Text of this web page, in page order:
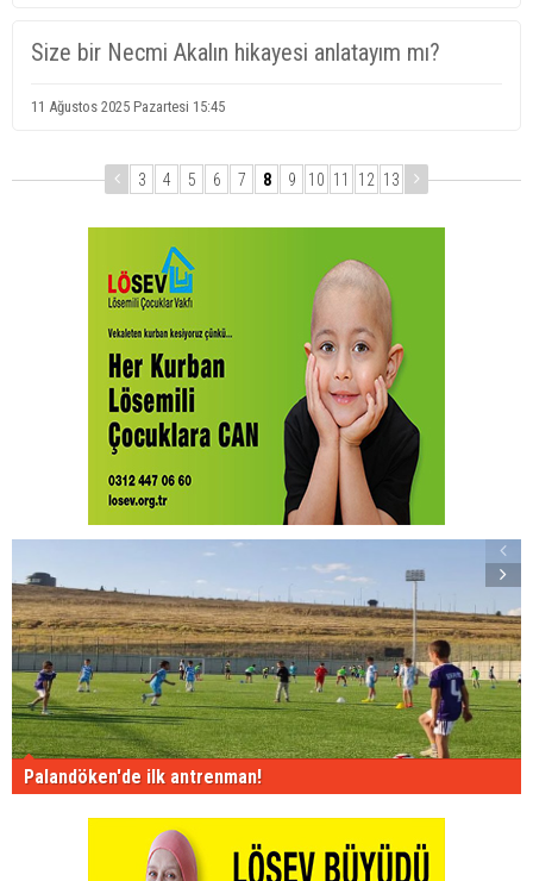
Size bir Necmi Akalın hikayesi anlatayım mı?
11 Ağustos 2025 Pazartesi 15:45
3 4 5 6 7 8 9 10 11 12 13
Palandöken'de ilk antrenman!